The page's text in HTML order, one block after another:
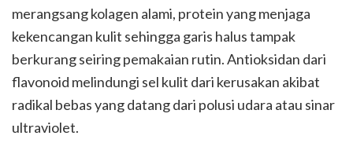
merangsang kolagen alami, protein yang menjaga
kekencangan kulit sehingga garis halus tampak
berkurang seiring pemakaian rutin. Antioksidan dari
flavonoid melindungi sel kulit dari kerusakan akibat
radikal bebas yang datang dari polusi udara atau sinar
ultraviolet.